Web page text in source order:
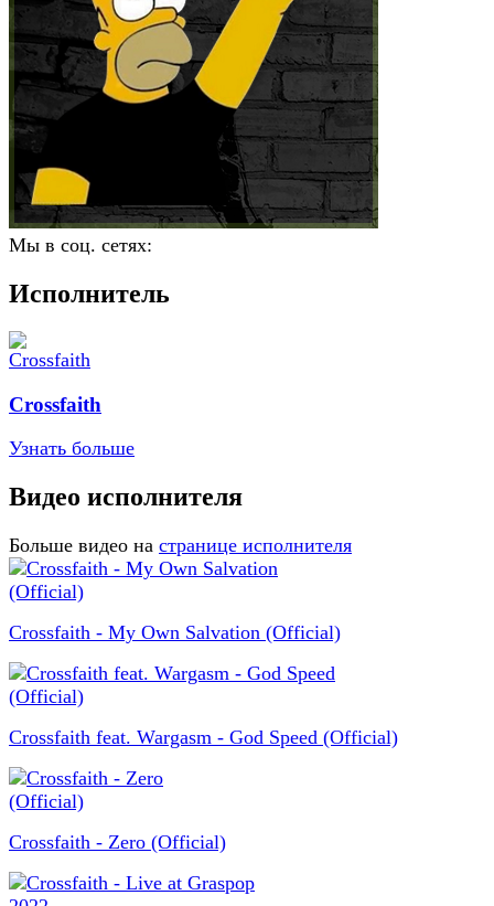
Мы в соц. сетях:
Исполнитель
Crossfaith
Узнать больше
Видео исполнителя
Больше видео на странице исполнителя
Crossfaith - My Own Salvation (Official)
Crossfaith feat. Wargasm - God Speed (Official)
Crossfaith - Zero (Official)